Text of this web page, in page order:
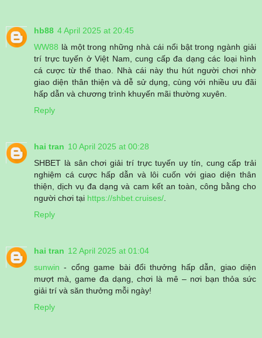
hb88 4 April 2025 at 20:45
WW88 là một trong những nhà cái nổi bật trong ngành giải
trí trực tuyến ở Việt Nam, cung cấp đa dạng các loại hình
cá cược từ thể thao. Nhà cái này thu hút người chơi nhờ
giao diện thân thiện và dễ sử dụng, cùng với nhiều ưu đãi
hấp dẫn và chương trình khuyến mãi thường xuyên.
Reply
hai tran 10 April 2025 at 00:28
SHBET là sân chơi giải trí trực tuyến uy tín, cung cấp trải
nghiệm cá cược hấp dẫn và lôi cuốn với giao diện thân
thiện, dịch vụ đa dạng và cam kết an toàn, công bằng cho
người chơi tại https://shbet.cruises/.
Reply
hai tran 12 April 2025 at 01:04
sunwin - cổng game bài đổi thưởng hấp dẫn, giao diện
mượt mà, game đa dạng, chơi là mê – nơi bạn thỏa sức
giải trí và săn thưởng mỗi ngày!
Reply